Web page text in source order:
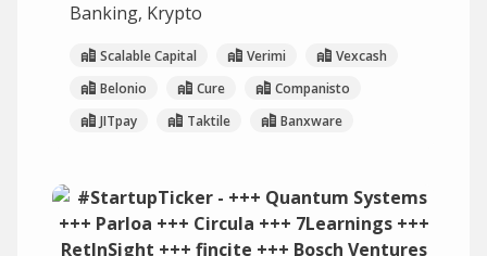
Banking, Krypto
Scalable Capital Verimi
Vexcash
Belonio
Cure
Companisto
JITpay
Taktile Banxware